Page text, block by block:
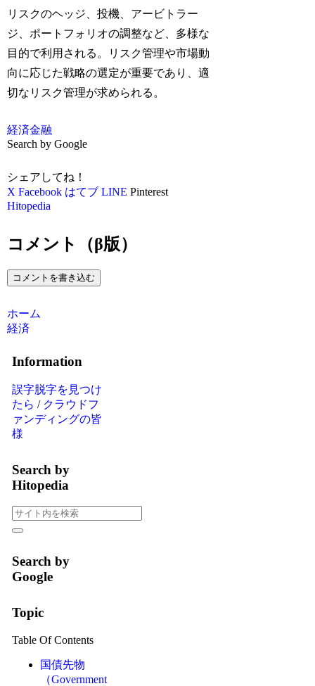
リスクのヘッジ、投機、アービトラー
ジ、ポートフォリオの調整など、多様な
目的で利用される。リスク管理や市場動
向に応じた戦略の選定が重要であり、適
切なリスク管理が求められる。
経済金融
Search by Google
シェアしてね！
X Facebook はてブ LINE Pinterest
Hitopedia
コメント（β版）
コメントを書き込む
ホーム
経済
Information
誤字脱字を見つけ
たら / クラウドフ
ァンディングの皆
様
Search by
Hitopedia
Search by
Google
Topic
Table Of Contents
国債先物
（Government